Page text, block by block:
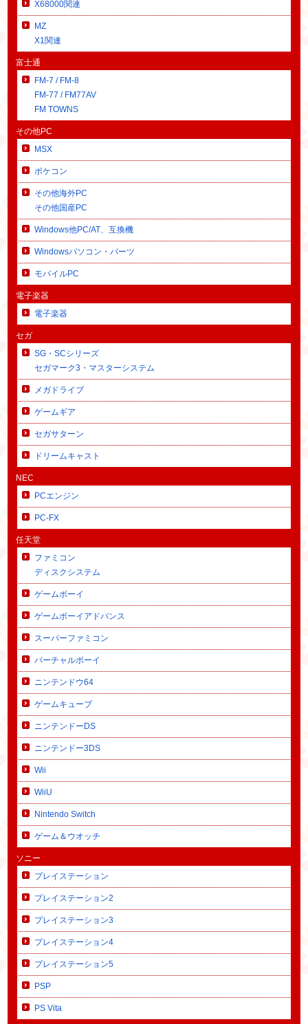
X68000関連
MZ
X1関連
富士通
FM-7 / FM-8
FM-77 / FM77AV
FM TOWNS
その他PC
MSX
ポケコン
その他海外PC
その他国産PC
Windows他PC/AT、互換機
Windowsパソコン・パーツ
モバイルPC
電子楽器
電子楽器
セガ
SG・SCシリーズ
セガマーク3・マスターシステム
メガドライブ
ゲームギア
セガサターン
ドリームキャスト
NEC
PCエンジン
PC-FX
任天堂
ファミコン
ディスクシステム
ゲームボーイ
ゲームボーイアドバンス
スーパーファミコン
バーチャルボーイ
ニンテンドウ64
ゲームキューブ
ニンテンドーDS
ニンテンドー3DS
Wii
WiiU
Nintendo Switch
ゲーム＆ウオッチ
ソニー
プレイステーション
プレイステーション2
プレイステーション3
プレイステーション4
プレイステーション5
PSP
PS Vita